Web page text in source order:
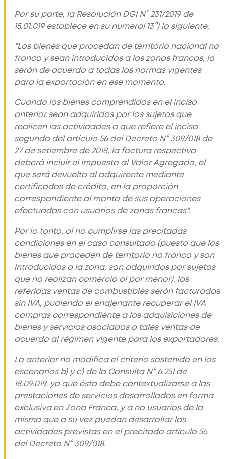
Por su parte, la Resolución DGI N° 231/2019 de
15.01.019 establece en su numeral 13°) lo siguiente:
"Los bienes que procedan de territorio nacional no
franco y sean introducidos a las zonas francas, lo
serán de acuerdo a todas las normas vigentes
para la exportación en ese momento.
Cuando los bienes comprendidos en el inciso
anterior sean adquiridos por los sujetos que
realicen las actividades a que refiere el inciso
segundo del artículo 56 del Decreto N° 309/018 de
27 de setiembre de 2018, la factura respectiva
deberá incluir el Impuesto al Valor Agregado, el
que será devuelto al adquirente mediante
certificados de crédito, en la proporción
correspondiente al monto de sus operaciones
efectuadas con usuarios de zonas francas".
Por lo tanto, al no cumplirse las precitadas
condiciones en el caso consultado (puesto que los
bienes que proceden de territorio no franco y son
introducidos a la zona, son adquiridos por sujetos
que no realizan comercio al por menor), las
referidas ventas de combustibles serán facturadas
sin IVA, pudiendo el enajenante recuperar el IVA
compras correspondiente a las adquisiciones de
bienes y servicios asociados a tales ventas de
acuerdo al régimen vigente para los exportadores.
Lo anterior no modifica el criterio sostenido en los
escenarios b) y c) de la Consulta N° 6.251 de
18.09.019, ya que ésta debe contextualizarse a las
prestaciones de servicios desarrollados en forma
exclusiva en Zona Franca, y a no usuarios de la
misma que a su vez puedan desarrollar las
actividades previstas en el precitado artículo 56
del Decreto N° 309/018.